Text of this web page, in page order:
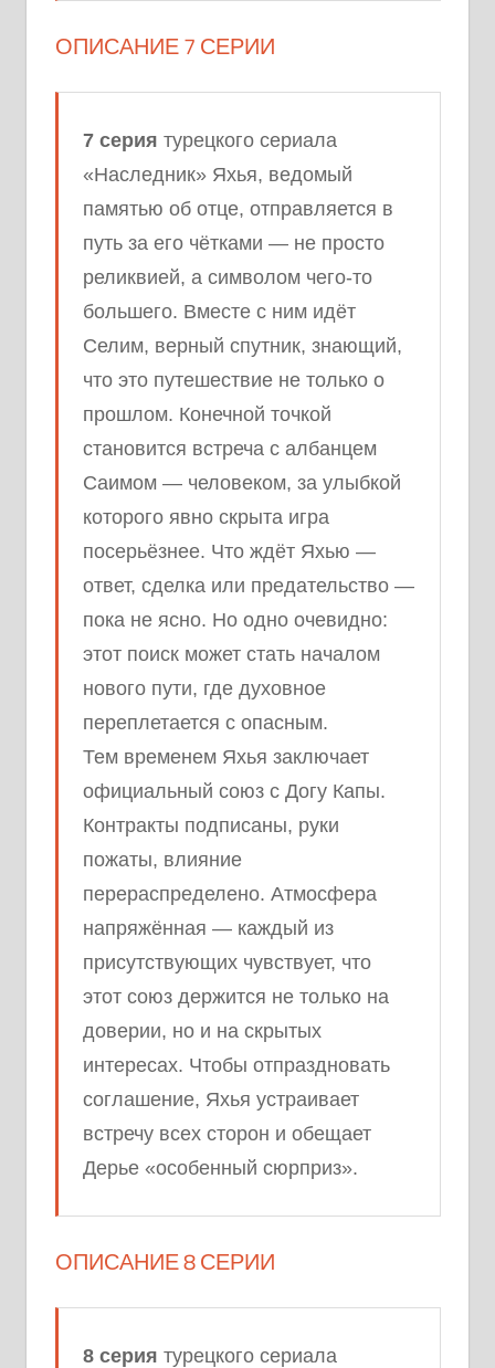
ОПИСАНИЕ 7 СЕРИИ
7 серия турецкого сериала
«Наследник» Яхья, ведомый
памятью об отце, отправляется в
путь за его чётками — не просто
реликвией, а символом чего-то
большего. Вместе с ним идёт
Селим, верный спутник, знающий,
что это путешествие не только о
прошлом. Конечной точкой
становится встреча с албанцем
Саимом — человеком, за улыбкой
которого явно скрыта игра
посерьёзнее. Что ждёт Яхью —
ответ, сделка или предательство —
пока не ясно. Но одно очевидно:
этот поиск может стать началом
нового пути, где духовное
переплетается с опасным.
Тем временем Яхья заключает
официальный союз с Догу Капы.
Контракты подписаны, руки
пожаты, влияние
перераспределено. Атмосфера
напряжённая — каждый из
присутствующих чувствует, что
этот союз держится не только на
доверии, но и на скрытых
интересах. Чтобы отпраздновать
соглашение, Яхья устраивает
встречу всех сторон и обещает
Дерье «особенный сюрприз».
ОПИСАНИЕ 8 СЕРИИ
8 серия турецкого сериала